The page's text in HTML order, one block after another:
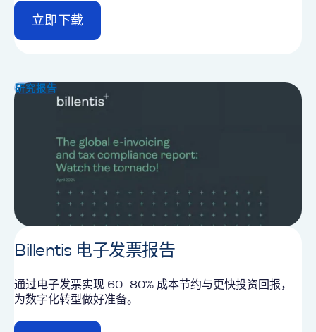
立即下载
d
e
i
l
研究报告
Billentis 电子发票报告
通过电子发票实现 60–80% 成本节约与更快投资回报，
为数字化转型做好准备。